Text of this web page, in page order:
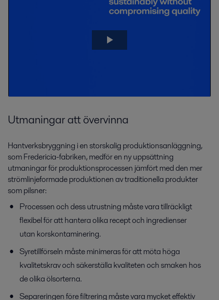
Utmaningar att övervinna
Hantverksbryggning i en storskalig produktionsanläggning,
som Fredericia-fabriken, medför en ny uppsättning
utmaningar för produktionsprocessen jämfört med den mer
strömlinjeformade produktionen av traditionella produkter
som pilsner:
Processen och dess utrustning måste vara tillräckligt
flexibel för att hantera olika recept och ingredienser
utan korskontaminering.
Syretillförseln måste minimeras för att möta höga
kvalitetskrav och säkerställa kvaliteten och smaken hos
de olika ölsorterna.
Separeringen före filtrering måste vara mycket effektiv